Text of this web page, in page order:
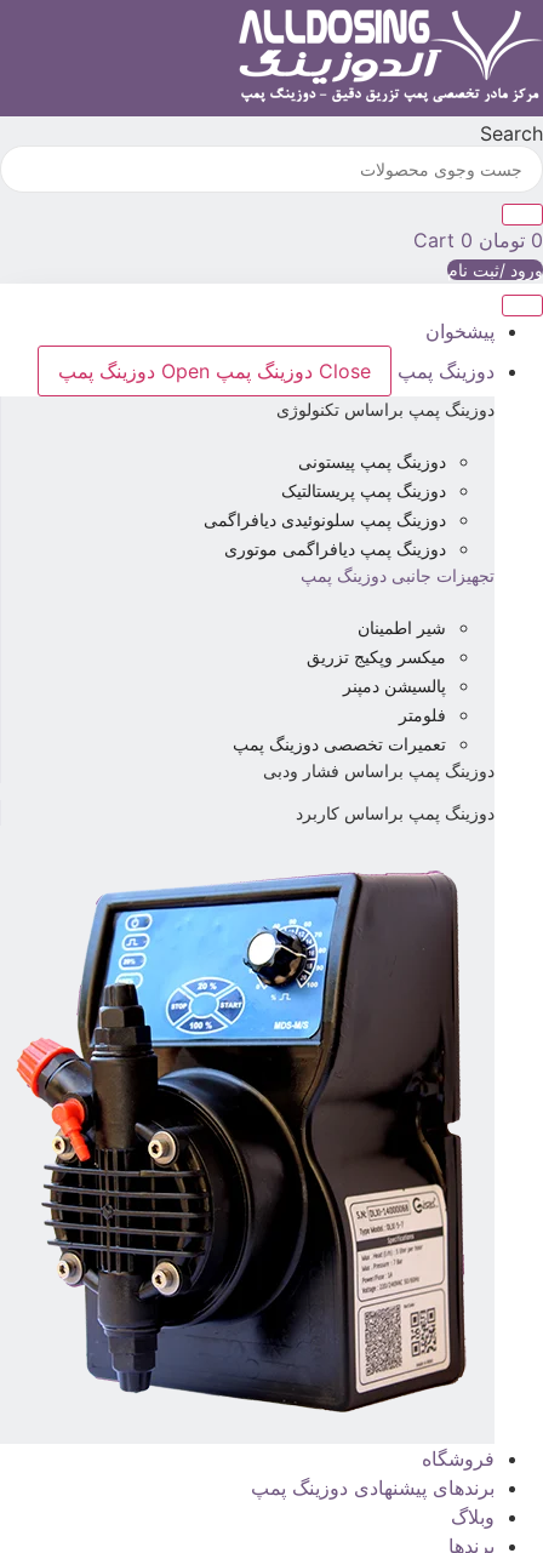
پرش
به
Search
0 تومان 0
Cart
ورود /ثبت نام
پیشخوان
دوزینگ پمپ
Close دوزینگ پمپ Open دوزینگ پمپ
دوزینگ پمپ براساس تکنولوژی
دوزینگ پمپ پیستونی
دوزینگ پمپ پریستالتیک
دوزینگ پمپ سلونوئیدی دیافراگمی
دوزینگ پمپ دیافراگمی موتوری
تجهیزات جانبی دوزینگ پمپ
شیر اطمینان
میکسر وپکیج تزریق
پالسیشن دمپنر
فلومتر
تعمیرات تخصصی دوزینگ پمپ
دوزینگ پمپ براساس فشار ودبی
دوزینگ پمپ براساس کاربرد
فروشگاه
برندهای پیشنهادی دوزینگ پمپ
وبلاگ
برندها